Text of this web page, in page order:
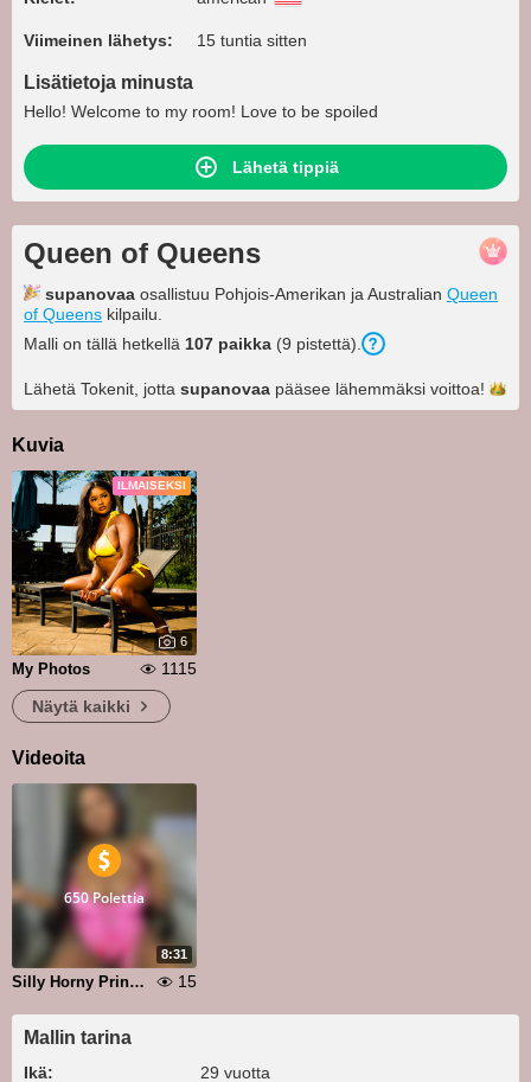
Viimeinen lähetys: 15 tuntia sitten
Lisätietoja minusta
Hello! Welcome to my room! Love to be spoiled
Lähetä tippiä
Queen of Queens
supanovaa osallistuu Pohjois-Amerikan ja Australian Queen
of Queens kilpailu.
Malli on tällä hetkellä 107 paikka (9 pistettä).
Lähetä Tokenit, jotta supanovaa pääsee lähemmäksi voittoa!
Kuvia
ILMAISEKSI
6
My Photos
1115
Näytä kaikki
Videoita
8:31
650 Polettia
Silly Horny Princess 15
Mallin tarina
Ikä: 29 vuotta